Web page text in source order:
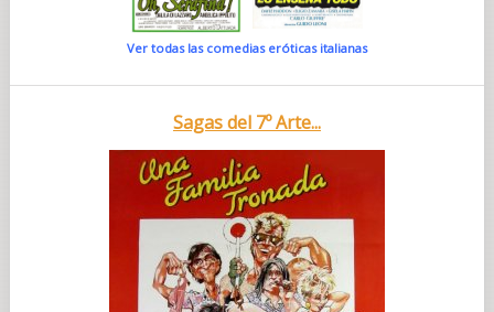
Ver todas las comedias eróticas italianas
Sagas del 7º Arte...